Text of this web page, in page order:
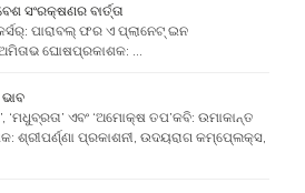
ସଂରକ୍ଷଣର ବାର୍ତ୍ତା
ପାରାବଲ୍ ଫର ଏ ପ୍ଲାନେଟ୍ ଇନ
ଘୋଷପ୍ରକାଶକ: …
‘ମଧୁବ୍ରତା’ ଏବଂ ‘ଅମୋକ୍ଷ ତପ’କବି: ଉମାକାନ୍ତ
ଶ୍ରୀପର୍ଣ୍ଣା ପ୍ରକାଶନୀ, ଉଦୟରାଗ କମ୍ପେ୍ଲକ୍ସ,